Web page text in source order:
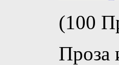
(100
Проза